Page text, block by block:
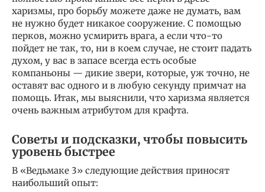
харизмы, про борьбу можете даже не думать, вам
не нужно будет никакое сооружение. С помощью
перков, можно усмирить врага, а если что-то
пойдет не так, то, ни в коем случае, не стоит падать
духом, у вас в запасе всегда есть особые
компаньоны — дикие звери, которые, уж точно, не
оставят вас одного и в любую секунду примчат на
помощь. Итак, мы выяснили, что харизма является
очень важным атрибутом для крафта.
Советы и подсказки, чтобы повысить
уровень быстрее
В «Ведьмаке 3» следующие действия приносят
наибольший опыт: